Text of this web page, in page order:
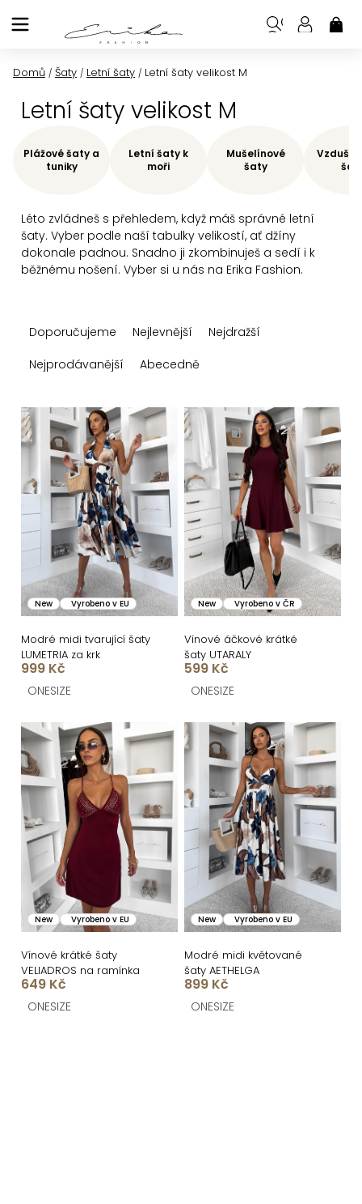
na
Domů / Šaty / Letní šaty / Letní šaty velikost M
Letní šaty velikost M
Léto zvládneš s přehledem, když máš správné letní
šaty. Vyber podle naší tabulky velikostí, ať džíny
dokonale padnou. Snadno ji zkombinuješ a sedí i k
běžnému nošení. Vyber si u nás na Erika Fashion.
Plážové šaty a
tuniky
Letní šaty k
moři
Mušelínové
šaty
a
n
í
r
o
d
k
t
ů
Doporučujeme Nejlevnější
Nejdražší
Nejprodávanější
Abecedně
V
ý
i
s
p
o
d
u
k
ů
New Vyrobeno v EU
Modré midi tvarující šaty
LUMETRIA za krk
999 Kč
ONESIZE
New Vyrobeno v ČR
Vínové áčkové krátké
šaty UTARALY
599 Kč
ONESIZE
New Vyrobeno v EU
Vínové krátké šaty
VELIADROS na ramínka
649 Kč
ONESIZE
New Vyrobeno v EU
Modré midi květované
šaty AETHELGA
899 Kč
ONESIZE